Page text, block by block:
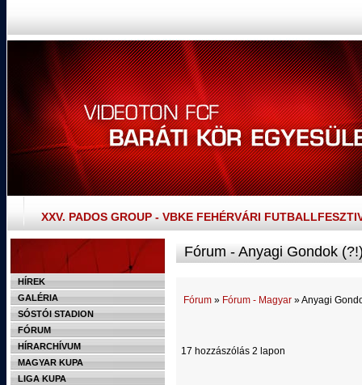
XXV. PADOS GROUP - VBKE FEHÉRVÁRI
HÍREK
GALÉRIA
SÓSTÓI STADION
FÓRUM
HÍRARCHÍVUM
MAGYAR KUPA
LIGA KUPA
Fórum - Anyagi Gondok
Fórum » Fórum - Magyar » Anyagi
17 hozzászólás 2 lapon